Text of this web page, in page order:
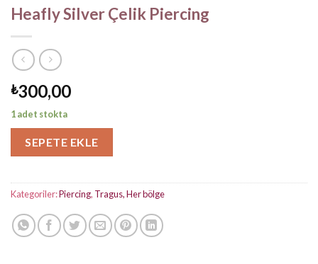
Heafly Silver Çelik Piercing
₺300,00
1 adet stokta
SEPETE EKLE
Kategoriler:Piercing, Tragus, Her bölge